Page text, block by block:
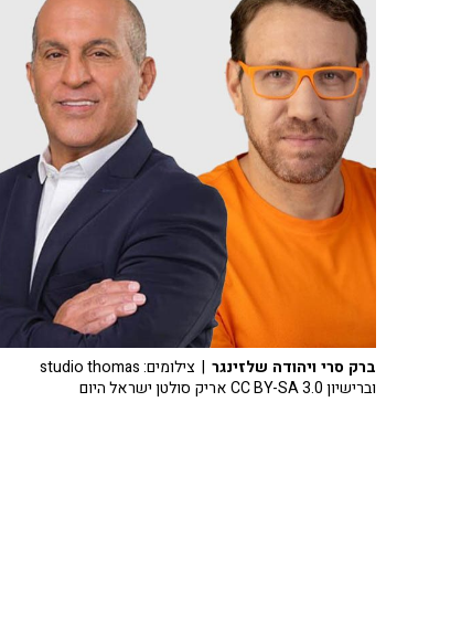
ברק סרי ויהודה שלזינגר
| צילומים: studio thomas
וברישיון CC BY-SA 3.0 אריק סולטן ישראל היום